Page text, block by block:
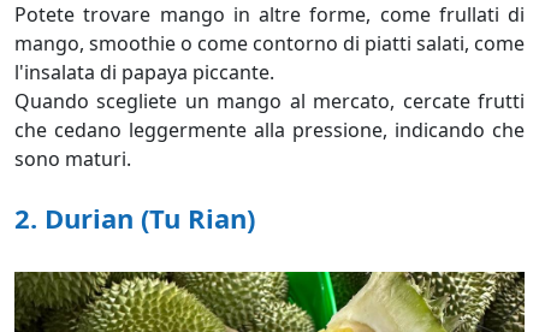
Potete trovare mango in altre forme, come frullati di
mango, smoothie o come contorno di piatti salati, come
l'insalata di papaya piccante.
Quando scegliete un mango al mercato, cercate frutti
che cedano leggermente alla pressione, indicando che
sono maturi.
2. Durian (Tu Rian)